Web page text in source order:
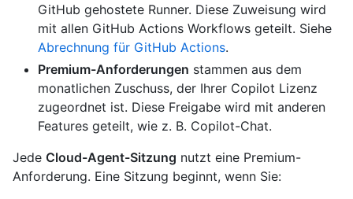
GitHub gehostete Runner. Diese Zuweisung wird
mit allen GitHub Actions Workflows geteilt. Siehe
Abrechnung für GitHub Actions.
Premium-Anforderungen stammen aus dem
monatlichen Zuschuss, der Ihrer Copilot Lizenz
zugeordnet ist. Diese Freigabe wird mit anderen
Features geteilt, wie z. B. Copilot-Chat.
Jede Cloud-Agent-Sitzung nutzt eine Premium-
Anforderung. Eine Sitzung beginnt, wenn Sie: